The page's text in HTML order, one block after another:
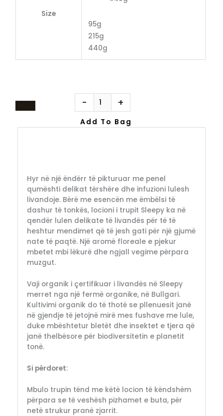
Size
95g
215g
440g
- +
Add To Bag
Hyr në një ëndërr të pikturuar me penel
qumështi delikat tërshëre dhe infuzioni lulesh
livandoje. Bërë me esencën me ëmbëlsi të
dashur të tonkës, locioni i trupit Sleepy ka në
qendër lulen delikate të livandës për të të
heshtur mendimet që të jesh gati për një gjumë
nate të paqtë. Një aromë floreale e pjekur
mbetet mbi lëkurë dhe ngjall vegime përpara
muzgut.
Vaji organik i çertifikuar i livandës në Sleepy
merret nga një fermë organike, në Bullgari.
Kultivimi organik do të thotë se pllenuesit janë
në gjendje të jetojnë mirë mes fushave me lule,
duke mbështetur bletët dhe insektet e tjera që
janë thelbësore për biodiversitetin e planetit
tonë.
Si përdoret:
Mbulo trupin tënd me këtë locion të këndshëm
përpara se të veshësh pizhamet e buta, për
netë strukur pranë zjarrit.